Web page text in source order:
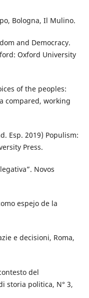
Bologna, Il Mulino.
and Democracy.
Oxford University
of the peoples:
compared, working
Esp. 2019) Populism:
Press.
Novos
espejo de la
e decisioni, Roma,
del
storia politica, N° 3,